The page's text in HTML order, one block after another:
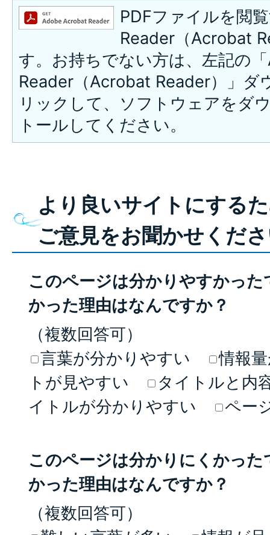
PDFファイルを閲
Reader（Acrobat
す。お持ちでない方は、左記の
Reader（Acrobat Reader）」ダ
リックして、ソフトウェアをダ
トールしてください。
より良いサイトにする
ご意見をお聞かせくだ
このページは分かりやすかっ
かった理由はなんですか？
（複数回答可）
言葉が分かりやすい
情報
トが見やすい
タイトルと内
イトルが分かりやすい
ペー
このページは分かりにくかっ
かった理由はなんですか？
（複数回答可）